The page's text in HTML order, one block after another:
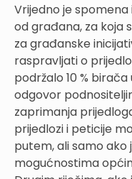
Vrijedno je
od građana, za koja
za građanske
raspravljati o
podržalo 10 %
odgovor
zaprimanja
prijedlozi i peticije
putem, ali samo ako
mogućnostima